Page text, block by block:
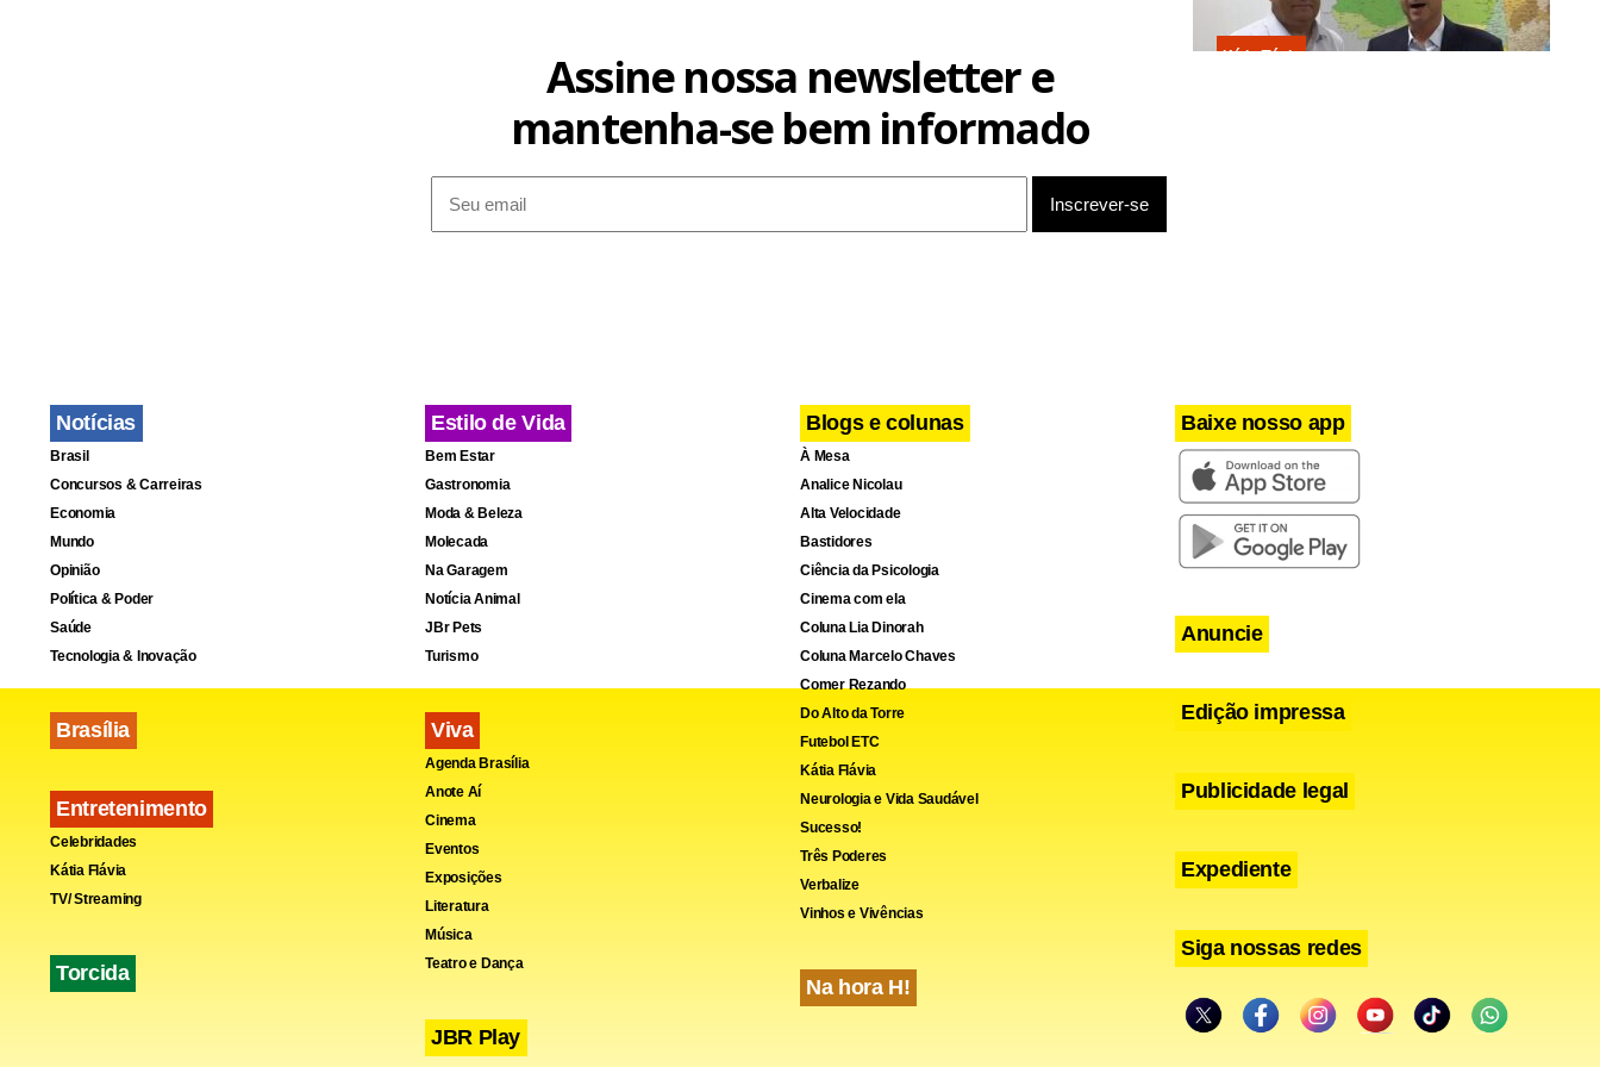
Kátia Flávia
Assine nossa newsletter e
mantenha-se bem informado
Notícias
Brasil
Concursos & Carreiras
Economia
Mundo
Opinião
Política & Poder
Saúde
Tecnologia & Inovação
Brasília
Entretenimento
Celebridades
Kátia Flávia
TV/ Streaming
Torcida
Estilo de Vida
Bem Estar
Gastronomia
Moda & Beleza
Molecada
Na Garagem
Notícia Animal
JBr Pets
Turismo
Viva
Agenda Brasília
Anote Aí
Cinema
Eventos
Exposições
Literatura
Música
Teatro e Dança
JBR Play
Blogs e colunas
À Mesa
Analice Nicolau
Alta Velocidade
Bastidores
Ciência da Psicologia
Cinema com ela
Coluna Lia Dinorah
Coluna Marcelo Chaves
Comer Rezando
Do Alto da Torre
Futebol ETC
Kátia Flávia
Neurologia e Vida Saudável
Sucesso!
Três Poderes
Verbalize
Vinhos e Vivências
Na hora H!
Baixe nosso app
Anuncie
Edição impressa
Publicidade legal
Expediente
Siga nossas redes